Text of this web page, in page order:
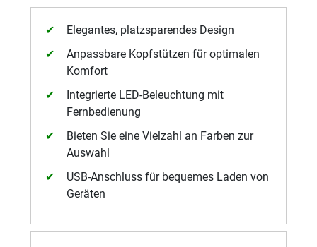
Elegantes, platzsparendes Design
Anpassbare Kopfstützen für optimalen
Komfort
Integrierte LED-Beleuchtung mit
Fernbedienung
Bieten Sie eine Vielzahl an Farben zur
Auswahl
USB-Anschluss für bequemes Laden von
Geräten